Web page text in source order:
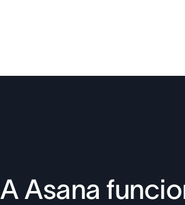
A Asana